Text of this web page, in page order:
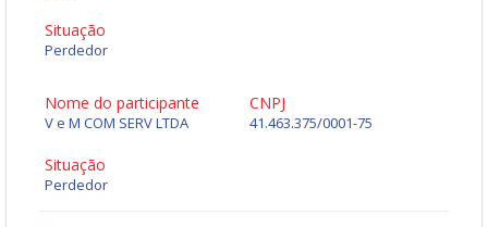
Situação
Perdedor
Nome do participante
V e M COM SERV LTDA
CNPJ
41.463.375/0001-75
Situação
Perdedor